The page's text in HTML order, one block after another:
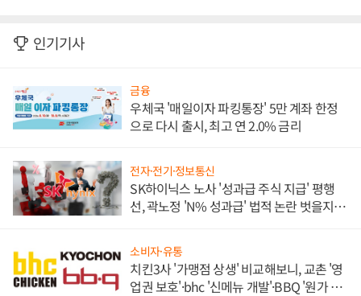
인기기사
금융
우체국 '매일이자 파킹통장' 5만 계좌 한정
으로 다시 출시, 최고 연 2.0% 금리
전자·전기·정보통신
SK하이닉스 노사 '성과급 주식 지급' 평행
선, 곽노정 'N% 성과급' 법적 논란 벗을지 주
소비자·유통
치킨3사 '가맹점 상생' 비교해보니, 교촌 '영
업권 보호'·bhc '신메뉴 개발'·BBQ '원가 부